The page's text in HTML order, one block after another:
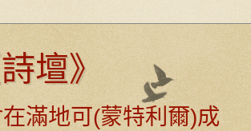
壇》
滿地可(蒙特利爾)成